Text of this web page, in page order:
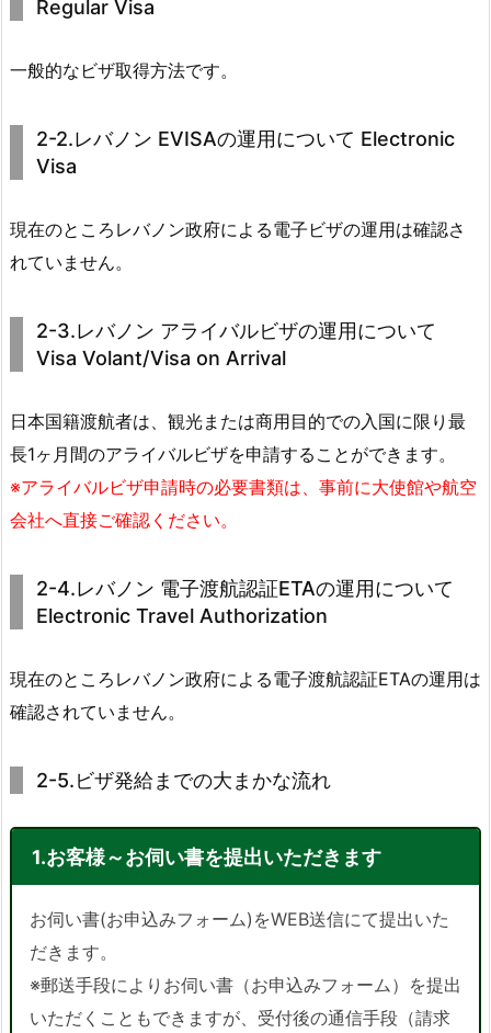
Regular Visa
一般的なビザ取得方法です。
2-2.レバノン EVISAの運用について Electronic
Visa
現在のところレバノン政府による電子ビザの運用は確認さ
れていません。
2-3.レバノン アライバルビザの運用について
Visa Volant/Visa on Arrival
日本国籍渡航者は、観光または商用目的での入国に限り最
長1ヶ月間のアライバルビザを申請することができます。
※アライバルビザ申請時の必要書類は、事前に大使館や航空
会社へ直接ご確認ください。
2-4.レバノン 電子渡航認証ETAの運用について
Electronic Travel Authorization
現在のところレバノン政府による電子渡航認証ETAの運用は
確認されていません。
2-5.ビザ発給までの大まかな流れ
1.お客様～お伺い書を提出いただきます
お伺い書(お申込みフォーム)をWEB送信にて提出いた
だきます。
※郵送手段によりお伺い書（お申込みフォーム）を提出
いただくこともできますが、受付後の通信手段（請求